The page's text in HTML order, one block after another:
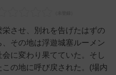
させ、別れを告げたはずの
、その地は浮遊城塞ルーメン
に変わり果てていた。そし
の地に呼び戻された。(場内